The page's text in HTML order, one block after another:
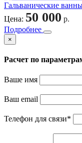
Гальванические
Цена: 50 000 р.
Подробнее
×
Расчет по
Ваше имя
Ваш email
Телефон для связи*